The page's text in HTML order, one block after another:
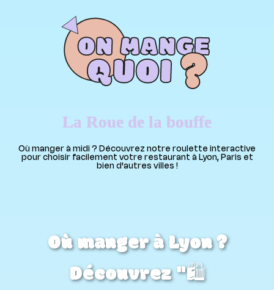
La Roue de la bouffe
Où manger à midi ? Découvrez notre roulette interactive
pour choisir facilement votre restaurant à Lyon, Paris et
bien d'autres villes !
Où manger à Lyon ?
Découvrez "🛍️